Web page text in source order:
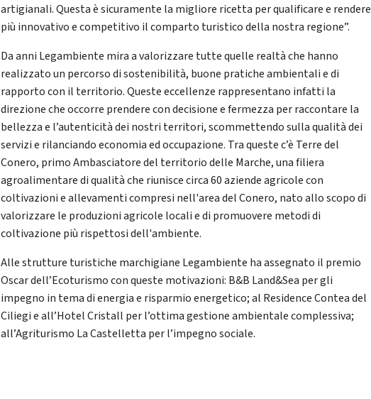
artigianali. Questa è sicuramente la migliore ricetta per qualificare e rendere
più innovativo e competitivo il comparto turistico della nostra regione”.
Da anni Legambiente mira a valorizzare tutte quelle realtà che hanno
realizzato un percorso di sostenibilità, buone pratiche ambientali e di
rapporto con il territorio. Queste eccellenze rappresentano infatti la
direzione che occorre prendere con decisione e fermezza per raccontare la
bellezza e l’autenticità dei nostri territori, scommettendo sulla qualità dei
servizi e rilanciando economia ed occupazione. Tra queste c’è Terre del
Conero, primo Ambasciatore del territorio delle Marche, una filiera
agroalimentare di qualità che riunisce circa 60 aziende agricole con
coltivazioni e allevamenti compresi nell'area del Conero, nato allo scopo di
valorizzare le produzioni agricole locali e di promuovere metodi di
coltivazione più rispettosi dell'ambiente.
Alle strutture turistiche marchigiane Legambiente ha assegnato il premio
Oscar dell’Ecoturismo con queste motivazioni: B&B Land&Sea per gli
impegno in tema di energia e risparmio energetico; al Residence Contea del
Ciliegi e all’Hotel Cristall per l’ottima gestione ambientale complessiva;
all’Agriturismo La Castelletta per l’impegno sociale.